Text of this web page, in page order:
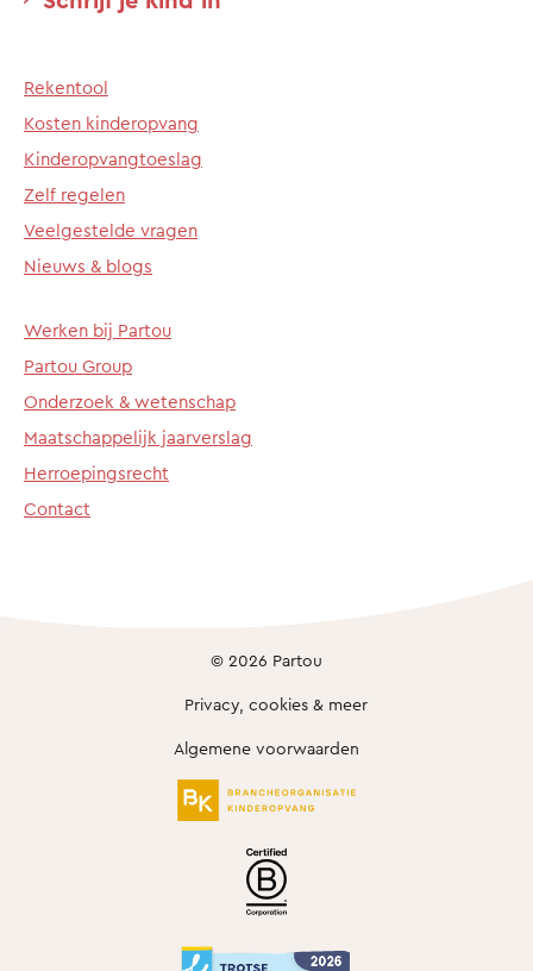
Rekentool
Kosten kinderopvang
Kinderopvangtoeslag
Zelf regelen
Veelgestelde vragen
Nieuws & blogs
Werken bij Partou
Partou Group
Onderzoek & wetenschap
Maatschappelijk jaarverslag
Herroepingsrecht
Contact
© 2026 Partou
Privacy, cookies & meer
Algemene voorwaarden